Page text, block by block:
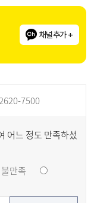
채널추가 +
7500
어느 정도 만족하셨
불만족